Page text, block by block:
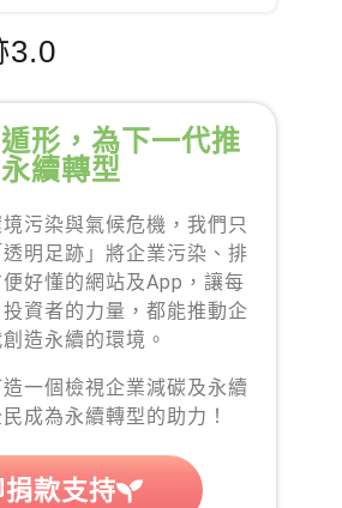
3.0
形，為下一代推
續轉型
污染與氣候危機，我們只
明足跡」將企業污染、排
好懂的網站及App，讓每
資者的力量，都能推動企
造永續的環境。
一個檢視企業減碳及永續
成為永續轉型的助力！
捐款支持